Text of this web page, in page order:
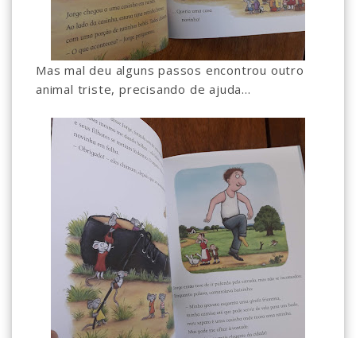
Mas mal deu alguns passos encontrou outro
animal triste, precisando de ajuda...